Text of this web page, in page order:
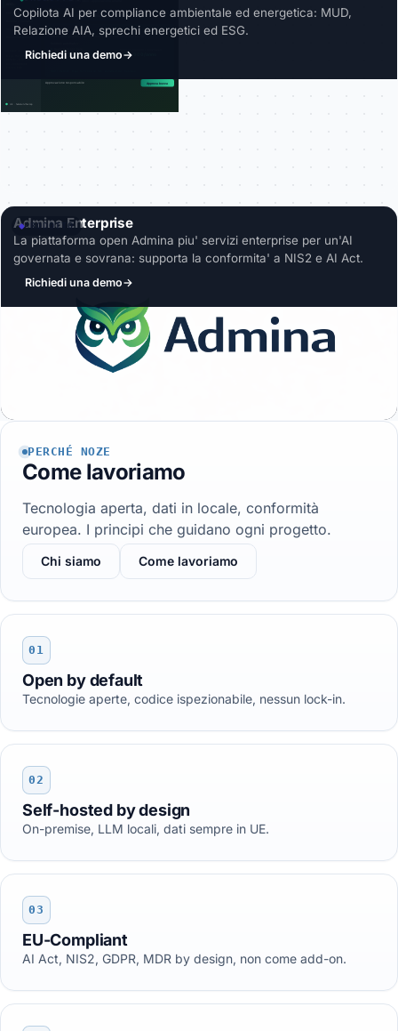
Copilota AI per compliance ambientale ed energetica: MUD,
Relazione AIA, sprechi energetici ed ESG.
Richiedi una demo→
PRODOTTO
Admina Enterprise
La piattaforma open Admina piu' servizi enterprise per un'AI
governata e sovrana: supporta la conformita' a NIS2 e AI Act.
Richiedi una demo→
PERCHÉ NOZE
Come lavoriamo
Tecnologia aperta, dati in locale, conformità
europea. I principi che guidano ogni progetto.
Chi siamo Come lavoriamo
01
Open by default
Tecnologie aperte, codice ispezionabile, nessun lock-in.
02
Self-hosted by design
On-premise, LLM locali, dati sempre in UE.
03
EU-Compliant
AI Act, NIS2, GDPR, MDR by design, non come add-on.